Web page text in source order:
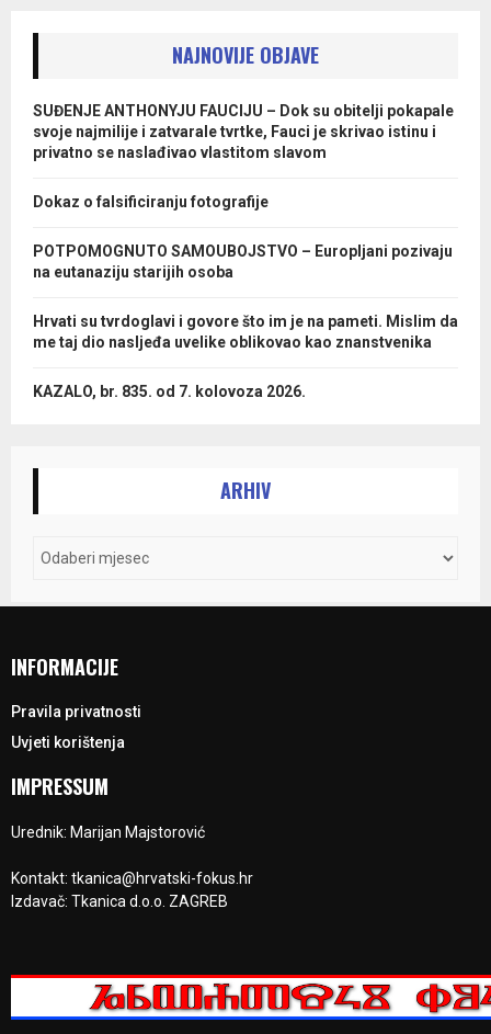
NAJNOVIJE OBJAVE
SUĐENJE ANTHONYJU FAUCIJU – Dok su obitelji pokapale
svoje najmilije i zatvarale tvrtke, Fauci je skrivao istinu i
privatno se naslađivao vlastitom slavom
Dokaz o falsificiranju fotografije
POTPOMOGNUTO SAMOUBOJSTVO – Europljani pozivaju
na eutanaziju starijih osoba
Hrvati su tvrdoglavi i govore što im je na pameti. Mislim da
me taj dio nasljeđa uvelike oblikovao kao znanstvenika
KAZALO, br. 835. od 7. kolovoza 2026.
ARHIV
INFORMACIJE
Pravila privatnosti
Uvjeti korištenja
IMPRESSUM
Urednik: Marijan Majstorović
Kontakt: tkanica@hrvatski-fokus.hr
Izdavač: Tkanica d.o.o. ZAGREB